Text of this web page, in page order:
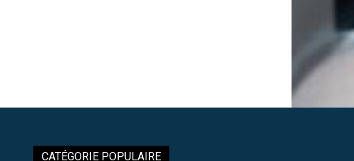
CATÉGORIE POPULAIRE